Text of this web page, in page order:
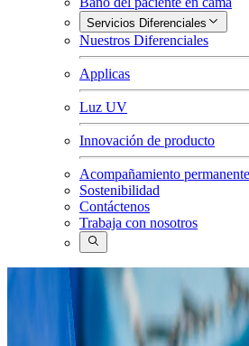
Servicios Diferenciales
Nuestros Diferenciales
Applicas
Luz UV
Innovación de producto
Acompañamiento permanente
Sostenibilidad
Contáctenos
Trabaja con nosotros
Buscar